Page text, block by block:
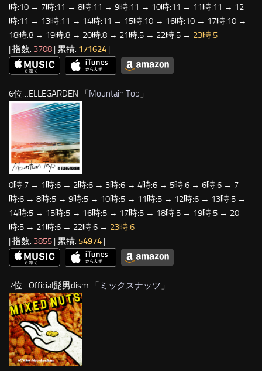
時:10 → 7時:11 → 8時:11 → 9時:11 → 10時:11 → 11時:11 → 12
時:11 → 13時:11 → 14時:11 → 15時:10 → 16時:10 → 17時:10 →
18時:8 → 19時:8 → 20時:8 → 21時:5 → 22時:5 → 23時:5
| 指数: 3708 | 累積: 171624 |
6位…ELLEGARDEN 「Mountain Top 」
0時:7 → 1時:6 → 2時:6 → 3時:6 → 4時:6 → 5時:6 → 6時:6 → 7
時:6 → 8時:5 → 9時:5 → 10時:5 → 11時:5 → 12時:6 → 13時:5 →
14時:5 → 15時:5 → 16時:5 → 17時:5 → 18時:5 → 19時:5 → 20
時:5 → 21時:6 → 22時:6 → 23時:6
| 指数: 3855 | 累積: 54974 |
7位…Official髭男dism 「 ミックスナッツ 」